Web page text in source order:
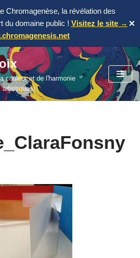
Chromagenèse, la révélation des
du domaine public ! Visitez le site → ✕
couleur et de l'harmonie
artistiques)